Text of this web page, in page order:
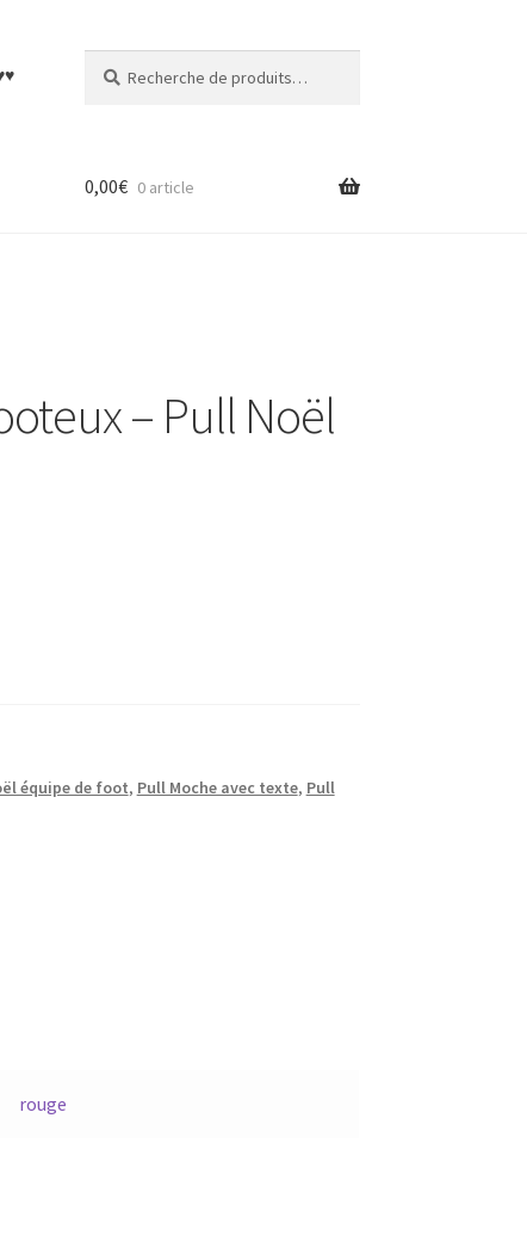
pour :
0,00€ 0 article
– Pull Noël
équipe de foot, Pull Moche avec texte, Pull
rouge